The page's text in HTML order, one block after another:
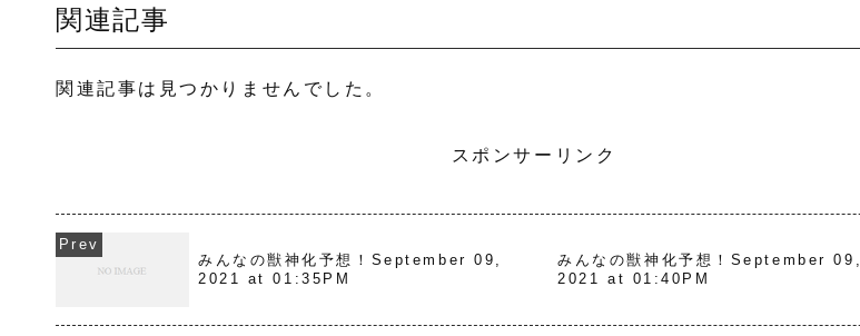
関連記事
関連記事は見つかりませんでした。
スポンサーリンク
みんなの獣神化予想！September 09,
2021 at 01:35PM
みんなの獣神化予想！September 09,
2021 at 01:40PM